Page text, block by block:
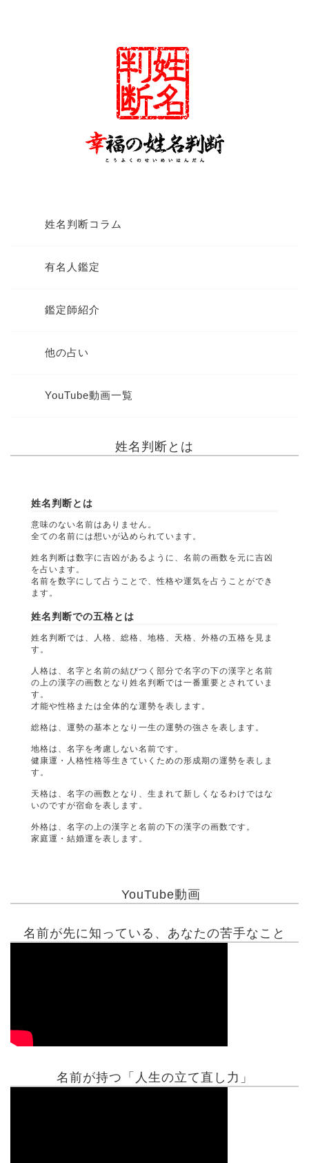
姓名判断コラム
有名人鑑定
鑑定師紹介
他の占い
YouTube動画一覧
姓名判断とは
姓名判断とは
意味のない名前はありません。
全ての名前には想いが込められています。
姓名判断は数字に吉凶があるように、名前の画数を元に吉凶
を占います。
名前を数字にして占うことで、性格や運気を占うことができ
ます。
姓名判断での五格とは
姓名判断では、人格、総格、地格、天格、外格の五格を見ま
す。
人格は、名字と名前の結びつく部分で名字の下の漢字と名前
の上の漢字の画数となり姓名判断では一番重要とされていま
す。
才能や性格または全体的な運勢を表します。
総格は、運勢の基本となり一生の運勢の強さを表します。
地格は、名字を考慮しない名前です。
健康運・人格性格等生きていくための形成期の運勢を表しま
す。
天格は、名字の画数となり、生まれて新しくなるわけではな
いのですが宿命を表します。
外格は、名字の上の漢字と名前の下の漢字の画数です。
家庭運・結婚運を表します。
YouTube動画
名前が先に知っている、あなたの苦手なこと
名前が持つ「人生の立て直し力」